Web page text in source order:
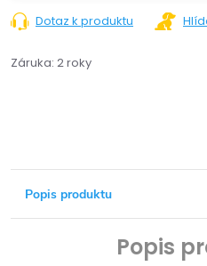
Dotaz k produktu
Záruka: 2 roky
Popis produktu
Popis